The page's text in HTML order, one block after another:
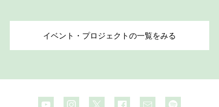
イベント・プロジェクトの一覧をみる